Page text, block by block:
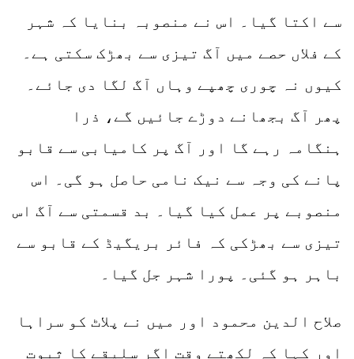
سے اکتا گیا۔ اس نے منصوبہ بنایا کہ شہر
کے فلاں حصے میں آگ تیزی سے بھڑک سکتی ہے۔
کیوں نہ چوری چھپے وہاں آگ لگا دی جائے۔
پھر آگ بجھانے دوڑے جائیں گے، ذرا
ہنگامہ رہے گا اور آگ پر کامیابی سے قابو
پانے کی وجہ سے نیک نامی حاصل ہو گی۔ اس
منصوبے پر عمل کیا گیا۔ بد قسمتی سے آگ اس
تیزی سے بھڑکی کہ فائر بریگیڈ کے قابو سے
باہر ہو گئی۔ پورا شہر جل گیا۔
صلاح الدین محمود اور میں نے پلاٹ کو سراہا
اور کہا کہ لکھتے وقت اگر سلیقے کا ثبوت